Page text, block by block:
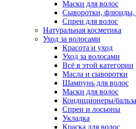
Маски для волос
Сыворотки, флюиды,
Спреи для волос
Натуральная косметика
Уход за волосами
Красота и уход
Уход за волосами
Всё в этой категории
Масла и сыворотки
Шампунь для волос
Маски для волос
Кондиционеры/
Спреи и лосьоны
Укладка
Краска для волос